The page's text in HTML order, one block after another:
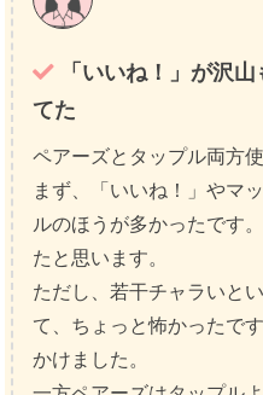
「いいね！」が沢
てた
ペアーズとタップル両方
まず、「いいね！」やマ
ルのほうが多かったです
たと思います。
ただし、若干チャラいと
て、ちょっと怖かったで
かけました。